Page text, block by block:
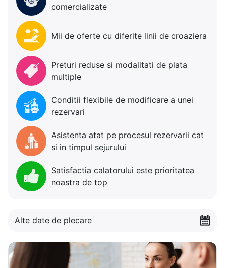
comercializate
Mii de oferte cu diferite linii de croaziera
Preturi reduse si modalitati de plata
multiple
Conditii flexibile de modificare a unei
rezervari
Asistenta atat pe procesul rezervarii cat
si in timpul sejurului
Satisfactia calatorului este prioritatea
noastra de top
Alte date de plecare